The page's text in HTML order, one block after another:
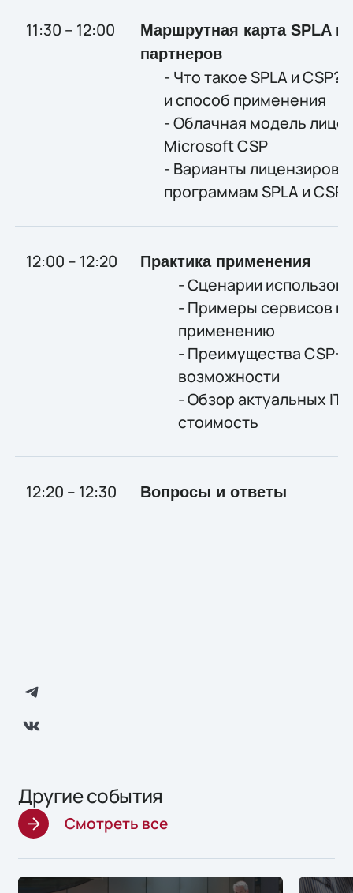
11:30 – 12:00 Маршрутная карта SPLAи
партнеров
- Что такое SPLA и
и способ применения
- Облачная модель
Microsoft CSP
- Варианты
программам SPLA и CSP
12:00 – 12:20 Практика применения
- Сценарии
- Примеры сервисов и
применению
- Преимущества
возможности
- Обзор актуальных IT-
стоимость
12:20 – 12:30 Вопросы и ответы
Другие события
Смотреть все